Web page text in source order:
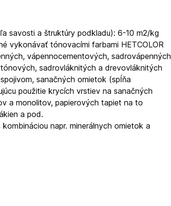
savosti a štruktúry podkladu): 6-10 m2/kg
vykonávať tónovacími farbami HETCOLOR
vápennocementových, sadrovápenných
sadrovláknitých a drevovláknitých
sanačných omietok (spĺňa
použitie krycích vrstiev na sanačných
a monolitov, papierových tapiet na to
a pod.
napr. minerálnych omietok a